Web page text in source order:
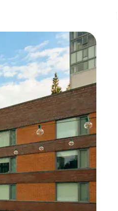
et en faisant glisser.